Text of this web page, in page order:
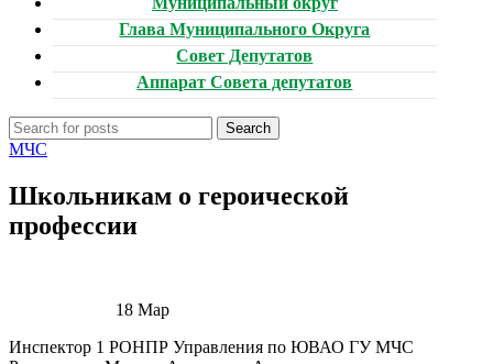
Глава Муниципального Округа
Совет Депутатов
Аппарат Совета депутатов
Search
МЧС
Школьникам о героической
профессии
18Мар
Инспектор 1 РОНПР Управления по ЮВАО ГУ МЧС